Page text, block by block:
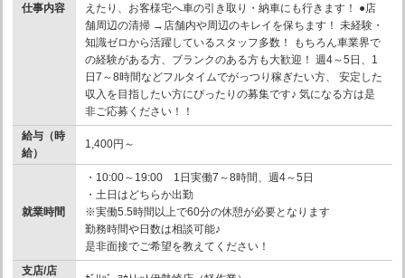
仕事内容
えたり、お客様宅へ車の引き取り・納車にも行きます！ ●店
舗周辺の清掃 →店舗内や周辺のキレイを保ちます！ 未経験・
知識ゼロから活躍しているスタッフ多数！ もちろん車業界で
の経験がある方、ブランクのある方も大歓迎！ 週4～5日、1
日7～8時間などフルタイムでがっつり稼ぎたい方、 安定した
収入を目指したい方にぴったりの募集です♪ 気になる方は是
非ご応募ください！！
給与（時
給）
1,400円～
就業時間
・10:00～19:00 1日実働7～8時間、週4～5日
・土日はどちらか出勤
※実働5.5時間以上で60分の休憩が必要となります
勤務時間や日数は相談可能♪
是非面接でご希望を教えてください！
支店/店